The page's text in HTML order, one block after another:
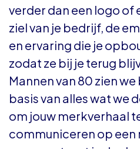
verder dan een logo of
ziel van je bedrijf, de
en ervaring die je
zodat ze bij je terug
Mannen van 80 zien
basis van alles wat we
om jouw merkverhaal
communiceren op een